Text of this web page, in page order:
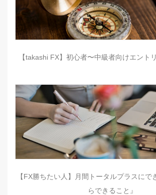
【takashi FX】初心者〜中級者向けエント
【FX勝ちたい人】月間トータルプラスにで
らできること』